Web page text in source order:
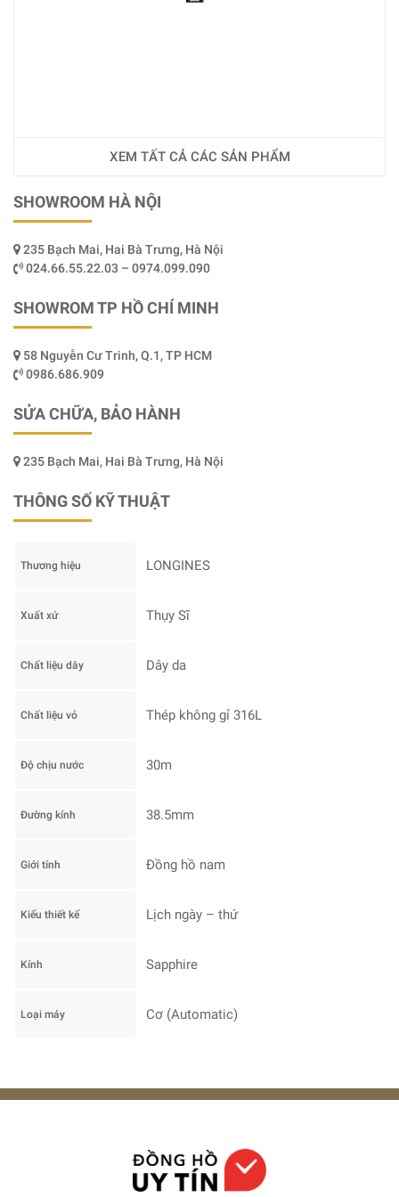
XEM TẤT CẢ CÁC SẢN PHẨM
SHOWROOM HÀ NỘI
235 Bạch Mai, Hai Bà Trưng, Hà Nội
024.66.55.22.03 – 0974.099.090
SHOWROM TP HỒ CHÍ MINH
58 Nguyễn Cư Trinh, Q.1, TP HCM
0986.686.909
SỬA CHỮA, BẢO HÀNH
235 Bạch Mai, Hai Bà Trưng, Hà Nội
THÔNG SỐ KỸ THUẬT
Thương hiệu LONGINES
Xuất xứ Thụy Sĩ
Chất liệu dây Dây da
Chất liệu vỏ Thép không gỉ 316L
Độ chịu nước 30m
Đường kính 38.5mm
Giới tính Đồng hồ nam
Kiểu thiết kế Lịch ngày – thứ
Kính Sapphire
Loại máy Cơ (Automatic)